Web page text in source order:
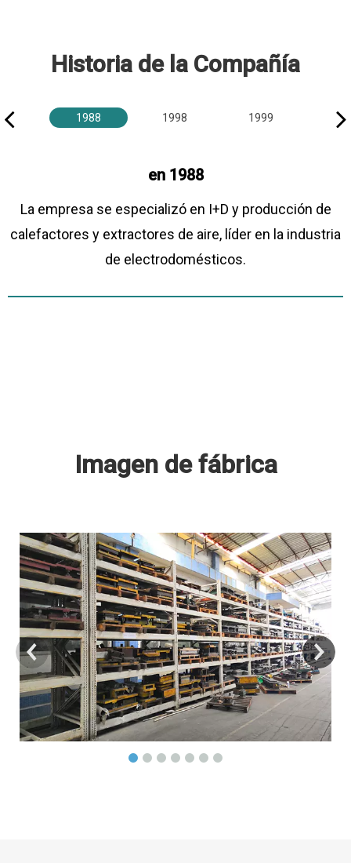
Historia de la Compañía
1988 1998 1999
en 1988
La empresa se especializó en I+D y producción de
calefactores y extractores de aire, líder en la industria
de electrodomésticos.
Imagen de fábrica